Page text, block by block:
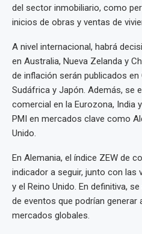
del sector inmobiliario, como
inicios de obras y ventas de
A nivel internacional, habrá
en Australia, Nueva Zelanda y
de inflación serán publicados en
Sudáfrica y Japón. Además, se
comercial en la Eurozona, India
PMI en mercados clave como
Unido.
En Alemania, el índice ZEW de
indicador a seguir, junto con las
y el Reino Unido. En definitiva,
de eventos que podrían generar
mercados globales.